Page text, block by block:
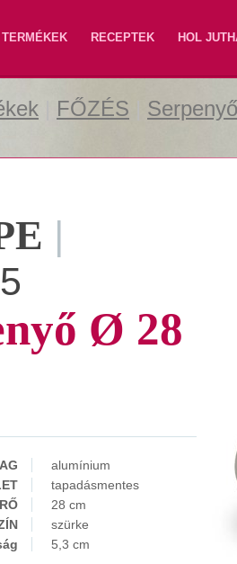
TERMÉKEK RECEPTEK HOL
FŐZÉS
|
Ø 28
alumínium
tapadásmentes
28 cm
szürke
5,3 cm